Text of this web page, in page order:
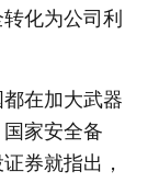
化为公司利
在加大武器
家安全备
券就指出，